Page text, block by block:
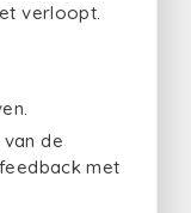
verloopt.
de
met